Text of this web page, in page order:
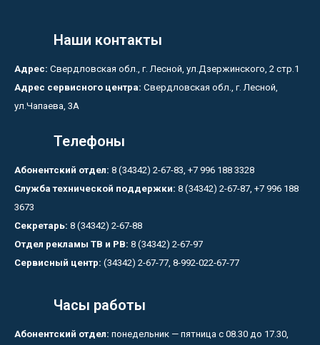
Наши контакты
Адрес: Свердловская обл., г. Лесной, ул.Дзержинского, 2 стр.1
Адрес сервисного центра: Свердловская обл., г. Лесной,
ул.Чапаева, 3А
Телефоны
Абонентский отдел: 8 (34342) 2-67-83, +7 996 188 3328
Служба технической поддержки: 8 (34342) 2-67-87, +7 996 188
3673
Секретарь: 8 (34342) 2-67-88
Отдел рекламы ТВ и РВ: 8 (34342) 2-67-97
Сервисный центр: (34342) 2-67-77, 8-992-022-67-77
Часы работы
Абонентский отдел: понедельник — пятница с 08.30 до 17.30,